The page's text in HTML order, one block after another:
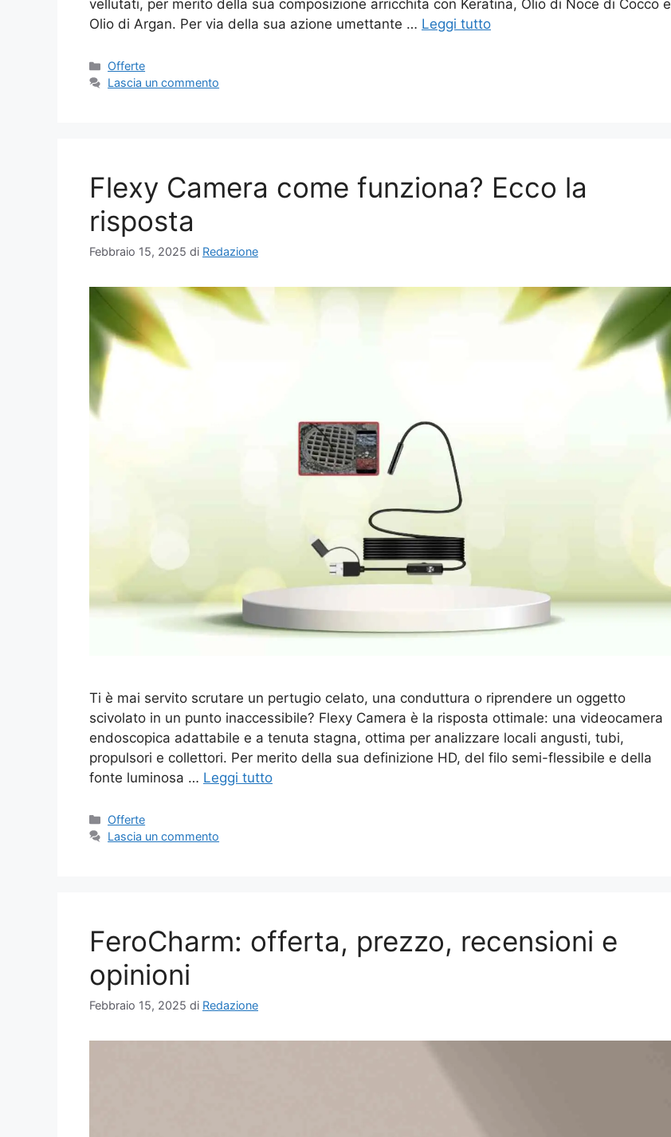
vellutati, per merito della sua composizione arricchita con Keratina, Olio di Noce di Cocco e
Olio di Argan. Per via della sua azione umettante … Leggi tutto
Categorie
Offerte
Lascia un commento
Flexy Camera come funziona? Ecco la
risposta
Febbraio 15, 2025 di Redazione
Ti è mai servito scrutare un pertugio celato, una conduttura o riprendere un oggetto
scivolato in un punto inaccessibile? Flexy Camera è la risposta ottimale: una videocamera
endoscopica adattabile e a tenuta stagna, ottima per analizzare locali angusti, tubi,
propulsori e collettori. Per merito della sua definizione HD, del filo semi-flessibile e della
fonte luminosa … Leggi tutto
Categorie
Offerte
Lascia un commento
FeroCharm: offerta, prezzo, recensioni e
opinioni
Febbraio 15, 2025 di Redazione